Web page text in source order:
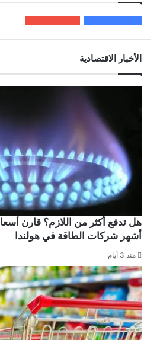
الأخبار الاقتصادية
هل تدفع أكثر من اللازم؟ قارن
أشهر شركات الطاقة في هولندا
منذ 3 أيام